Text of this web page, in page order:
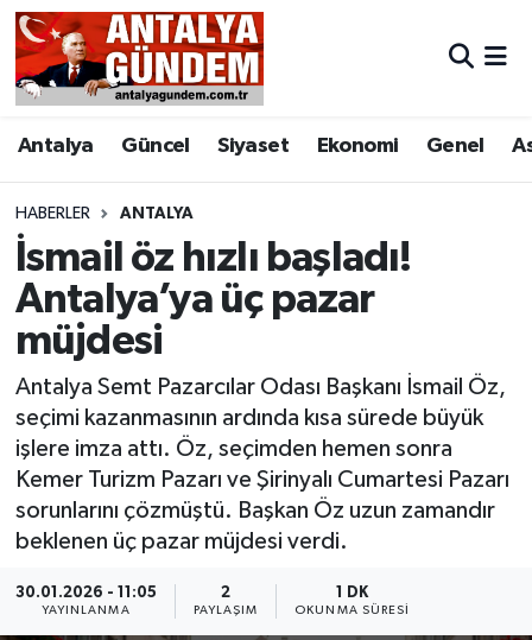
Antalya Güncel Siyaset Ekonomi Genel
HABERLER ANTALYA
İsmail öz hızlı başladı!
Antalya’ya üç pazar
müjdesi
Antalya Semt Pazarcılar Odası Başkanı İsmail Öz,
seçimi kazanmasının ardında kısa sürede büyük
işlere imza attı. Öz, seçimden hemen sonra
Kemer Turizm Pazarı ve Şirinyalı Cumartesi Pazarı
sorunlarını çözmüştü. Başkan Öz uzun zamandır
beklenen üç pazar müjdesi verdi.
30.01.2026 - 11:05
YAYINLANMA
2
PAYLAŞIM
1 DK
OKUNMA SÜRESI
Antalya
Asayiş
Bilim & Teknoloji
Bölge
EĞİTİM
Ekonomi
Genel
Görüntülü Haber
Kültür & Sanat
Antalya Nöbetçi Eczaneler
Antalya Hava Durumu
Antalya Namaz Vakitleri
Antalya Trafik Yoğunluk Haritası
Süper Lig Puan Durumu ve Fikstür
Tüm Manşetler
Son Dakika Haberleri
Haber Arşivi